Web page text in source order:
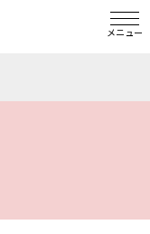
メニュー